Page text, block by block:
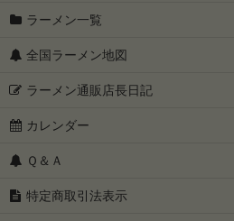
5000円以上セット
こってり系が好きな方に
あっさり系が好きな方に
只今、ラーメン訳ありセール開催中
グルテンフリー
ラーメン一覧
全国ラーメン地図
ラーメン通販店長日記
カレンダー
Ｑ＆Ａ
特定商取引法表示